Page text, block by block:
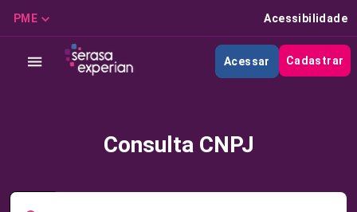
PME Acessibilidade
Acessar Cadastrar
Consulta CNPJ